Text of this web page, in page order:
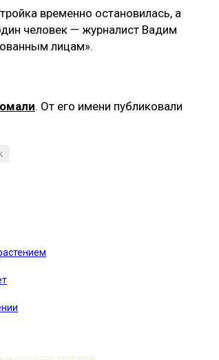
временно остановилась, а
человек — журналист Вадим
лицам».
. От его имени публиковали